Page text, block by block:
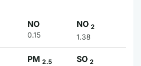
NO
0.15
NO 2
1.38
PM 2.5 SO 2